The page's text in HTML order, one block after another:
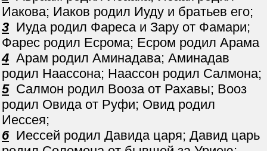
Иакова; Иаков родил Иуду и братьев его;
3 Иуда родил Фареса и Зару от Фамари;
Фарес родил Есрома; Есром родил Арама
4 Арам родил Аминадава; Аминадав
родил Наассона; Наассон родил Салмона;
5Салмон родил Вооза от Рахавы; Вооз
родил Овида от Руфи; Овид родил
Иессея;
6Иессей родил Давида царя; Давид царь